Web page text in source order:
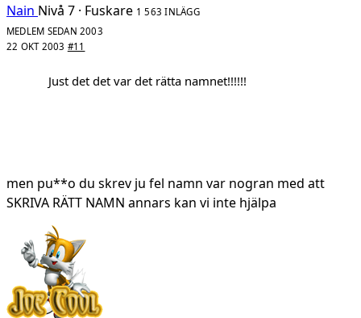
Nain Nivå 7 · Fuskare 1 563 INLÄGG
MEDLEM SEDAN 2003
22 OKT 2003 #11
Just det det var det rätta namnet!!!!!!
men pu**o du skrev ju fel namn var nogran med att
SKRIVA RÄTT NAMN annars kan vi inte hjälpa